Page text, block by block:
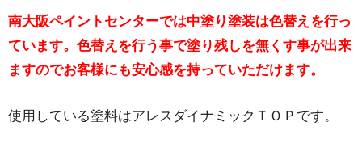
南大阪ペイントセンターでは中塗り塗装は色替えを行っ
ています。色替えを行う事で塗り残しを無くす事が出来
ますのでお客様にも安心感を持っていただけます。
使用している塗料はアレスダイナミックＴＯＰです。